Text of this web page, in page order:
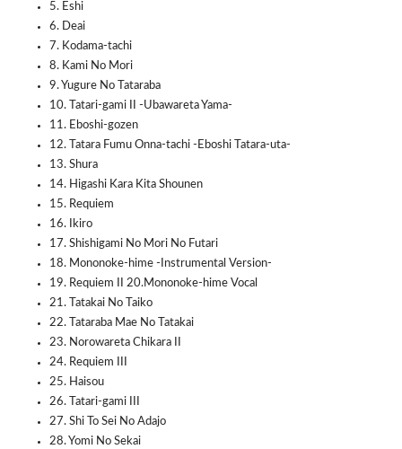
5. Eshi
6. Deai
7. Kodama-tachi
8. Kami No Mori
9. Yugure No Tataraba
10. Tatari-gami II -Ubawareta Yama-
11. Eboshi-gozen
12. Tatara Fumu Onna-tachi -Eboshi Tatara-uta-
13. Shura
14. Higashi Kara Kita Shounen
15. Requiem
16. Ikiro
17. Shishigami No Mori No Futari
18. Mononoke-hime -Instrumental Version-
19. Requiem II 20.Mononoke-hime Vocal
21. Tatakai No Taiko
22. Tataraba Mae No Tatakai
23. Norowareta Chikara II
24. Requiem III
25. Haisou
26. Tatari-gami III
27. Shi To Sei No Adajo
28. Yomi No Sekai